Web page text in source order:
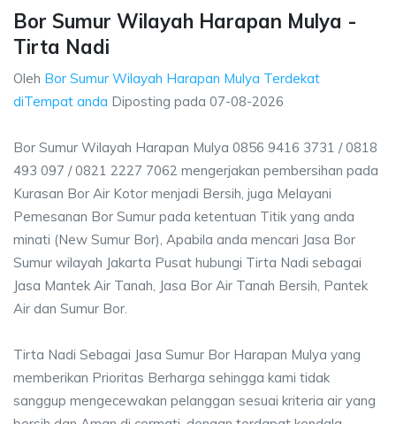
Bor Sumur Wilayah Harapan Mulya -
Tirta Nadi
Oleh Bor Sumur Wilayah Harapan Mulya Terdekat
diTempat anda Diposting pada 07-08-2026
Bor Sumur Wilayah Harapan Mulya 0856 9416 3731 / 0818
493 097 / 0821 2227 7062 mengerjakan pembersihan pada
Kurasan Bor Air Kotor menjadi Bersih, juga Melayani
Pemesanan Bor Sumur pada ketentuan Titik yang anda
minati (New Sumur Bor), Apabila anda mencari Jasa Bor
Sumur wilayah Jakarta Pusat hubungi Tirta Nadi sebagai
Jasa Mantek Air Tanah, Jasa Bor Air Tanah Bersih, Pantek
Air dan Sumur Bor.
Tirta Nadi Sebagai Jasa Sumur Bor Harapan Mulya yang
memberikan Prioritas Berharga sehingga kami tidak
sanggup mengecewakan pelanggan sesuai kriteria air yang